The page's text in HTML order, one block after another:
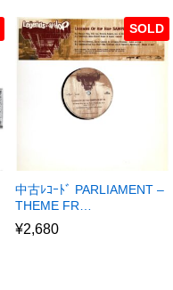
SOLD
中古ﾚｺｰﾄﾞ PARLIAMENT –
THEME FR…
¥2,680